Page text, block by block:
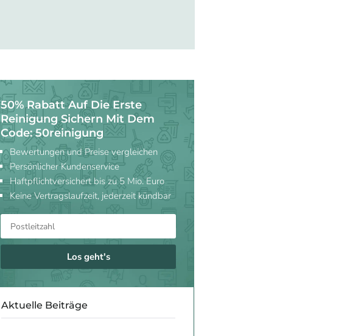
50% Rabatt Auf Die Erste
Reinigung Sichern Mit Dem
Code: 50reinigung
Bewertungen und Preise vergleichen
Persönlicher Kundenservice
Haftpflichtversichert bis zu 5 Mio. Euro
Keine Vertragslaufzeit, jederzeit kündbar
Los geht's
Aktuelle Beiträge